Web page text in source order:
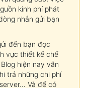
kinh phí phát
nhắn gửi bạn
đến bạn đọc
vực thiết kế chế
hiện nay vẫn
trả những chi phí
Và để có